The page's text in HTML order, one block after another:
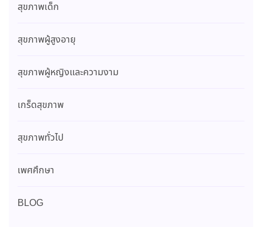
สุขภาพเด็ก
สุขภาพผู้สูงอายุ
สุขภาพผู้หญิงและความงาม
เกร็ดสุขภาพ
สุขภาพทั่วไป
เพศศึกษา
BLOG